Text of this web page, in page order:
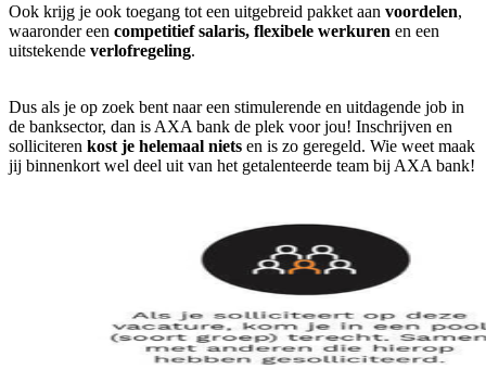
Ook krijg je ook toegang tot een uitgebreid pakket aan voordelen,
waaronder een competitief salaris, flexibele werkuren en een
uitstekende verlofregeling.
Dus als je op zoek bent naar een stimulerende en uitdagende job in
de banksector, dan is AXA bank de plek voor jou! Inschrijven en
solliciteren kost je helemaal niets en is zo geregeld. Wie weet maak
jij binnenkort wel deel uit van het getalenteerde team bij AXA bank!